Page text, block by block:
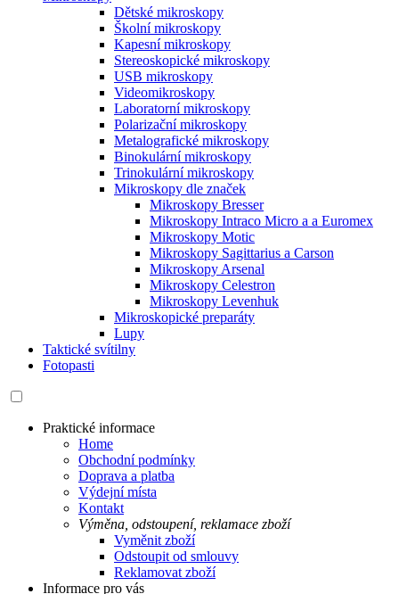
Dětské mikroskopy
Školní mikroskopy
Kapesní mikroskopy
Stereoskopické mikroskopy
USB mikroskopy
Videomikroskopy
Laboratorní mikroskopy
Polarizační mikroskopy
Metalografické mikroskopy
Binokulární mikroskopy
Trinokulární mikroskopy
Mikroskopy dle značek
Mikroskopy Bresser
Mikroskopy Intraco Micro a a Euromex
Mikroskopy Motic
Mikroskopy Sagittarius a Carson
Mikroskopy Arsenal
Mikroskopy Celestron
Mikroskopy Levenhuk
Mikroskopické preparáty
Lupy
Taktické svítilny
Fotopasti
Praktické informace
Home
Obchodní podmínky
Doprava a platba
Výdejní místa
Kontakt
Výměna, odstoupení, reklamace zboží
Vyměnit zboží
Odstoupit od smlouvy
Reklamovat zboží
Informace pro vás